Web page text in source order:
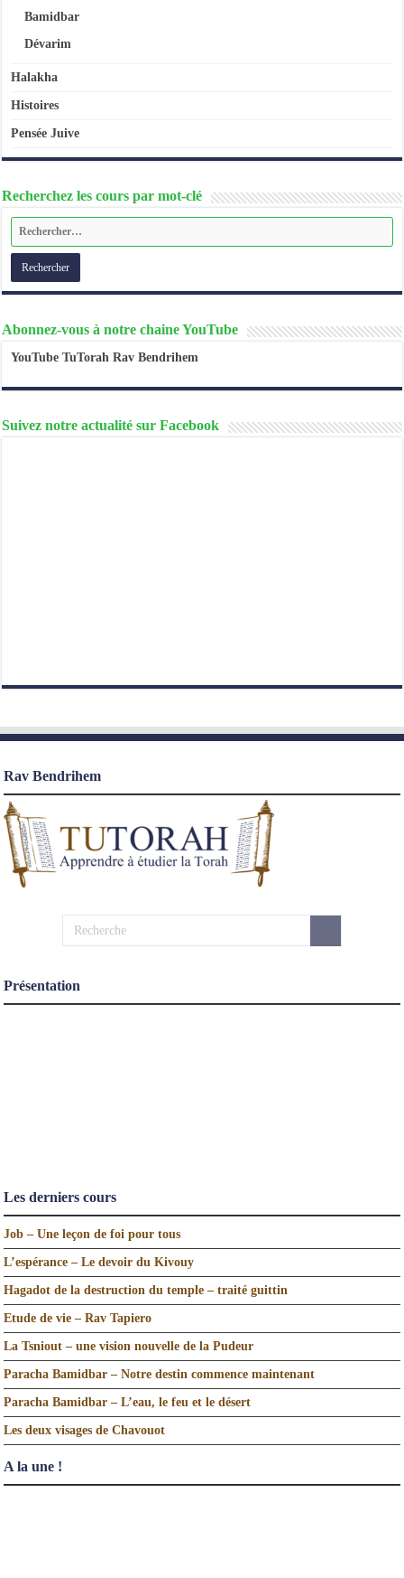
Bamidbar
Dévarim
Halakha
Histoires
Pensée Juive
Recherchez les cours par mot-clé
Abonnez-vous à notre chaine YouTube
YouTube TuTorah Rav Bendrihem
Suivez notre actualité sur Facebook
Rav Bendrihem
Présentation
Les derniers cours
Job – Une leçon de foi pour tous
L’espérance – Le devoir du Kivouy
Hagadot de la destruction du temple – traité guittin
Etude de vie – Rav Tapiero
La Tsniout – une vision nouvelle de la Pudeur
Paracha Bamidbar – Notre destin commence maintenant
Paracha Bamidbar – L’eau, le feu et le désert
Les deux visages de Chavouot
A la une !